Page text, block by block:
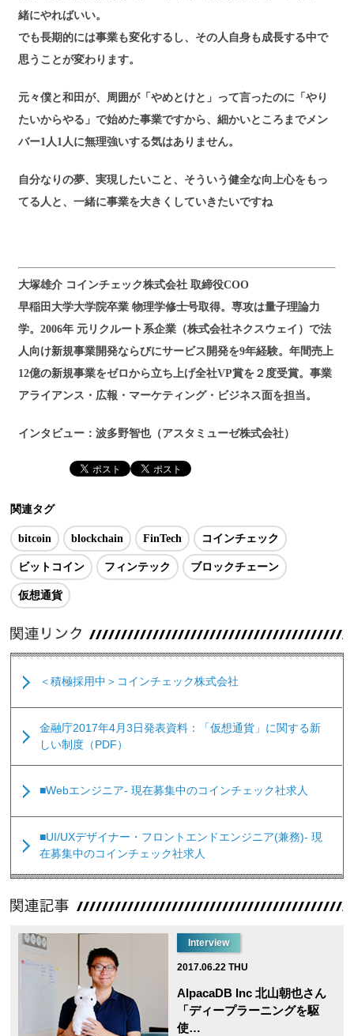
緒にやればいい。
でも長期的には事業も変化するし、その人自身も成長する中で
思うことが変わります。
元々僕と和田が、周囲が「やめとけと」って言ったのに「やり
たいからやる」で始めた事業ですから、細かいところまでメン
バー1人1人に無理強いする気はありません。
自分なりの夢、実現したいこと、そういう健全な向上心をもっ
てる人と、一緒に事業を大きくしていきたいですね
大塚雄介 コインチェック株式会社 取締役COO
早稲田大学大学院卒業 物理学修士号取得。専攻は量子理論力
学。2006年 元リクルート系企業（株式会社ネクスウェイ）で法
人向け新規事業開発ならびにサービス開発を9年経験。年間売上
12億の新規事業をゼロから立ち上げ全社VP賞を２度受賞。事業
アライアンス・広報・マーケティング・ビジネス面を担当。
インタビュー：波多野智也（アスタミューゼ株式会社）
関連タグ
bitcoin blockchain FinTech コインチェック
ビットコイン フィンテック ブロックチェーン
仮想通貨
＜積極採用中＞コインチェック株式会社
金融庁2017年4月3日発表資料：「仮想通貨」に関する新
しい制度（PDF）
■Webエンジニア- 現在募集中のコインチェック社求人
■UI/UXデザイナー・フロントエンドエンジニア(兼務)- 現
在募集中のコインチェック社求人
Interview
2017.06.22 THU
AlpacaDB Inc 北山朝也さん
「ディープラーニングを駆
使…